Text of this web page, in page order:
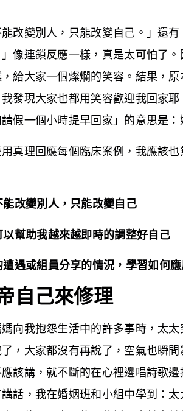
改變別人，只能改變自己。」還
像連鎖反應一樣，真是太可怕了
給大家一個燦爛的笑容。結果，
發現大家也都用笑容歡迎我回家
假一個小時提早回家」的意思是：
真理回應每個臨床案例，我應該
改變別人，只能改變自己
幫助我越來越即時的調整好自己
遇或組員分享的情況，學習如何
自己來修理
向我抱怨生活中的許多事時，太
，大家都沒有再說了，空氣也瞬
該講，就不斷的在心裡邊唱詩歌
話，我在婚姻班和小組中學到：